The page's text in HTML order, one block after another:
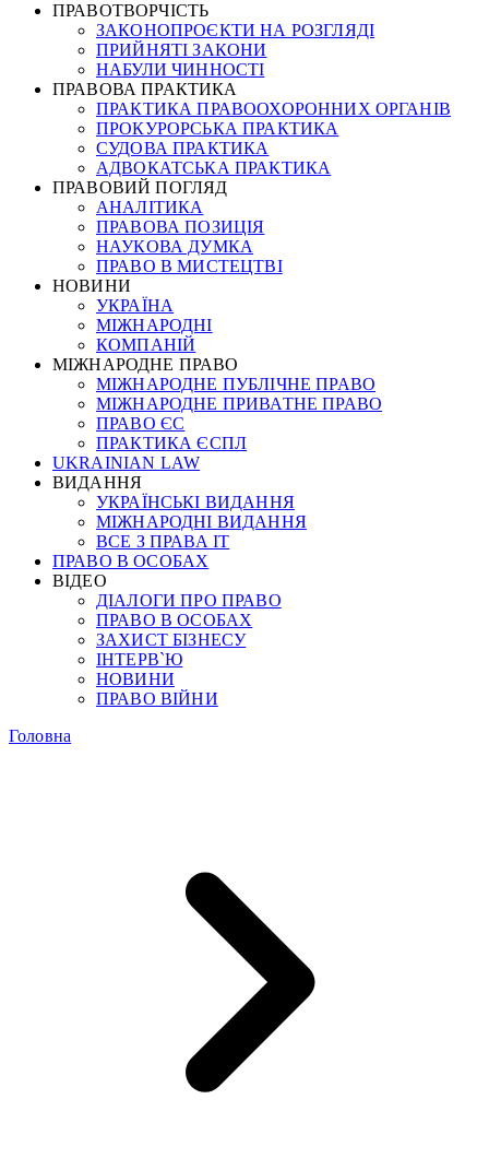
ПРАВОТВОРЧІСТЬ
ЗАКОНОПРОЄКТИ НА РОЗГЛЯДІ
ПРИЙНЯТІ ЗАКОНИ
НАБУЛИ ЧИННОСТІ
ПРАВОВА ПРАКТИКА
ПРАКТИКА ПРАВООХОРОННИХ ОРГАНІВ
ПРОКУРОРСЬКА ПРАКТИКА
СУДОВА ПРАКТИКА
АДВОКАТСЬКА ПРАКТИКА
ПРАВОВИЙ ПОГЛЯД
АНАЛІТИКА
ПРАВОВА ПОЗИЦІЯ
НАУКОВА ДУМКА
ПРАВО В МИСТЕЦТВІ
НОВИНИ
УКРАЇНА
МІЖНАРОДНІ
КОМПАНІЙ
МІЖНАРОДНЕ ПРАВО
МІЖНАРОДНЕ ПУБЛІЧНЕ ПРАВО
МІЖНАРОДНЕ ПРИВАТНЕ ПРАВО
ПРАВО ЄС
ПРАКТИКА ЄСПЛ
UKRAINIAN LAW
ВИДАННЯ
УКРАЇНСЬКІ ВИДАННЯ
МІЖНАРОДНІ ВИДАННЯ
ВСЕ З ПРАВА ІТ
ПРАВО В ОСОБАХ
ВІДЕО
ДІАЛОГИ ПРО ПРАВО
ПРАВО В ОСОБАХ
ЗАХИСТ БІЗНЕСУ
ІНТЕРВ`Ю
НОВИНИ
ПРАВО ВІЙНИ
Головна